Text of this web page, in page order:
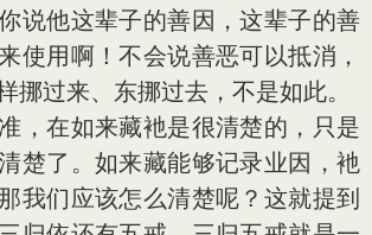
说他这辈子的善因，这辈子的善
使用啊！不会说善恶可以抵消，
挪过来、东挪过去，不是如此。
，在如来藏衪是很清楚的，只是
楚了。如来藏能够记录业因，衪
我们应该怎么清楚呢？这就提到